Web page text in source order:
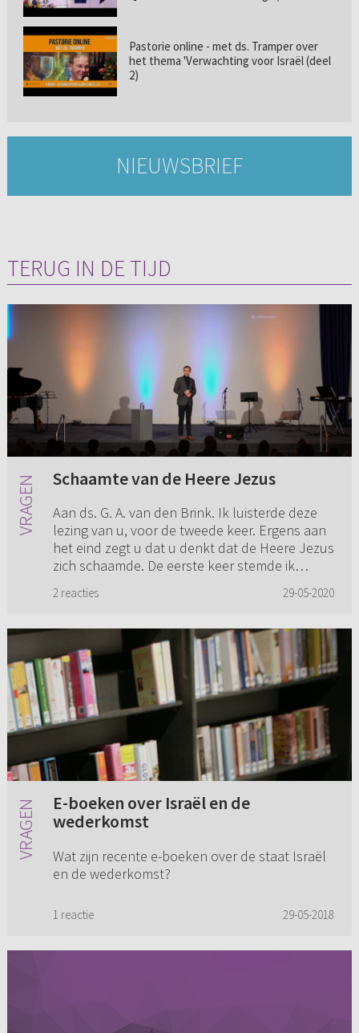
Pastorie online - met ds. Tramper over
het thema 'Verwachting voor Israël (deel
2)
NIEUWSBRIEF
TERUG IN DE TIJD
Schaamte van de Heere Jezus
Aan ds. G. A. van den Brink. Ik luisterde deze
lezing van u, voor de tweede keer. Ergens aan
het eind zegt u dat u denkt dat de Heere Jezus
zich schaamde. De eerste keer stemde ik
2 reacties 29-05-2020
E-boeken over Israël en de
wederkomst
Wat zijn recente e-boeken over de staat Israël
en de wederkomst?
1 reactie 29-05-2018